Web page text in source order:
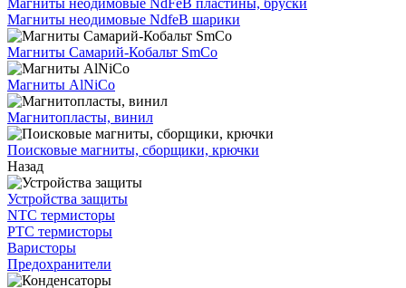
Магниты неодимовые NdFeB пластины, бруски
Магниты неодимовые NdfeB шарики
Магниты Самарий-Кобальт SmCo
Магниты AlNiCo
Магнитопласты, винил
Поисковые магниты, сборщики, крючки
Назад
Устройства защиты
NTC термисторы
PTC термисторы
Варисторы
Предохранители